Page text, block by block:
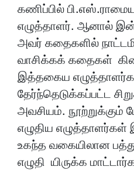
கணிப்பில்
எழுத்தாளர். ஆனால்
அவர் கதைகளில்
வாசிக்கக் கதைகள்
இத்தகைய
தேர்ந்தெடுக்கப்பட்ட
அவசியம். நூற்றுக்கும்
எழுதிய எழுத்தாளர்கள்
உகந்த வகையிலான
எழுதி யிருக்க